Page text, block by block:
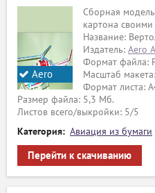
Aero
Ashai
Сборная
картона
Название:
Издатель: Aero
Формат файла:
Масштаб
Формат листа:
Размер файла: 5,3 Мб.
Листов всего/выкройки: 5/5
Категория: Авиация из бумаги
Перейти к скачиванию